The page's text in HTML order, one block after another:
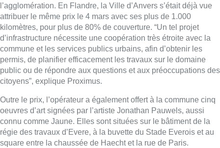
l’agglomération. En Flandre, la Ville d’Anvers s’était déjà vue
attribuer le même prix le 4 mars avec ses plus de 1.000
kilomètres, pour plus de 80% de couverture. “Un tel projet
d’infrastructure nécessite une coopération très étroite avec la
commune et les services publics urbains, afin d’obtenir les
permis, de planifier efficacement les travaux sur le domaine
public ou de répondre aux questions et aux préoccupations des
citoyens”, explique Proximus.
Outre le prix, l’opérateur a également offert à la commune cinq
oeuvres d’art signées par l’artiste Jonathan Pauwels, aussi
connu comme Jaune. Elles sont situées sur le bâtiment de la
régie des travaux d’Evere, à la buvette du Stade Everois et au
square entre la chaussée de Haecht et la rue de Paris.